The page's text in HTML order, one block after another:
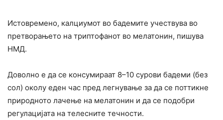
Истовремено, калциумот во бадемите учествува во
претворањето на триптофанот во мелатонин, пишува
НМД.
Доволно е да се консумираат 8–10 сурови бадеми (без
сол) околу еден час пред легнување за да се поттикне
природното лачење на мелатонин и да се подобри
регулацијата на телесните течности.